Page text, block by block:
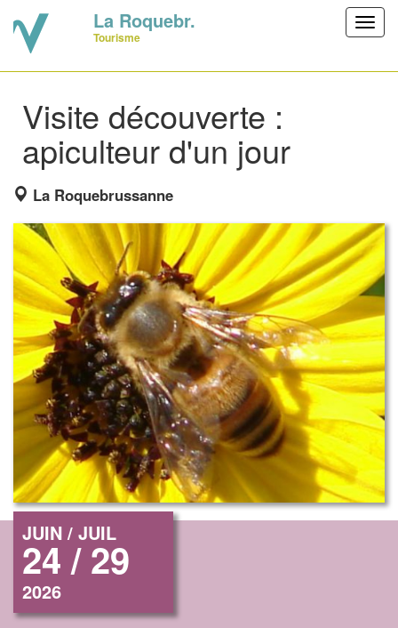
La Roquebr.
Tourisme
Visite découverte :
apiculteur d'un jour
La Roquebrussanne
JUIN / JUIL
24 / 29
2026